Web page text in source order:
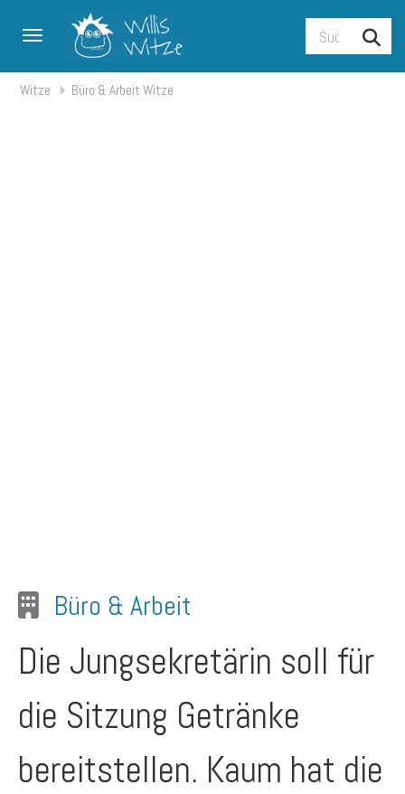
Toggle navigation
Witze Büro & Arbeit Witze
Büro & Arbeit
Die Jungsekretärin soll für
die Sitzung Getränke
bereitstellen. Kaum hat die